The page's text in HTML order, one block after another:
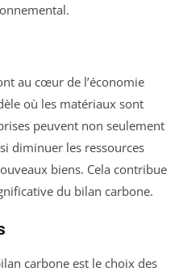
au cœur de l’économie
où les matériaux sont
peuvent non seulement
diminuer les ressources
biens. Cela contribue
du bilan carbone.
carbone est le choix des